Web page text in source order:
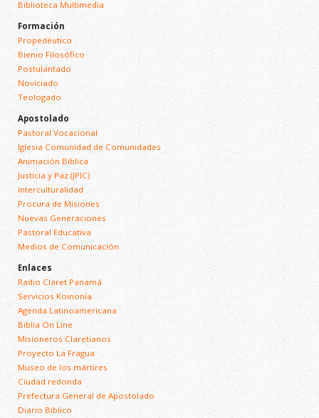
Biblioteca Multimedia
Formación
Propedéutico
Bienio Filosófico
Postulantado
Noviciado
Teologado
Apostolado
Pastoral Vocacional
Iglesia Comunidad de Comunidades
Animación Bíblica
Justicia y Paz (JPIC)
Interculturalidad
Procura de Misiones
Nuevas Generaciones
Pastoral Educativa
Medios de Comunicación
Enlaces
Radio Claret Panamá
Servicios Koinonía
Agenda Latinoamericana
Biblia On Line
Misioneros Claretianos
Proyecto La Fragua
Museo de los mártires
Ciudad redonda
Prefectura General de Apostolado
Diario Bíblico